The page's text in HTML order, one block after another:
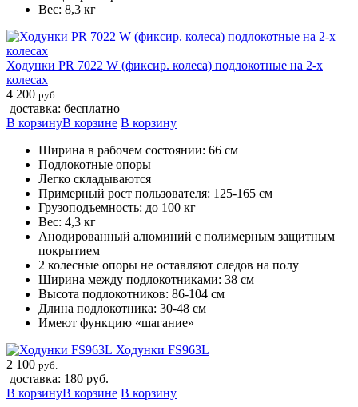
Вес: 8,3 кг
Ходунки PR 7022 W (фиксир. колеса) подлокотные на 2-х
колесах
4 200 руб.
доставка: бесплатно
В корзинуВ корзине В корзину
Ширина в рабочем состоянии: 66 см
Подлокотные опоры
Легко складываются
Примерный рост пользователя: 125-165 см
Грузоподъемность: до 100 кг
Вес: 4,3 кг
Анодированный алюминий с полимерным защитным
покрытием
2 колесные опоры не оставляют следов на полу
Ширина между подлокотниками: 38 см
Высота подлокотников: 86-104 см
Длина подлокотника: 30-48 см
Имеют функцию «шагание»
Ходунки FS963L
2 100 руб.
доставка: 180 руб.
В корзинуВ корзине В корзину